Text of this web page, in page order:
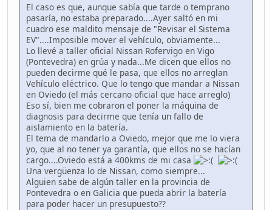
El caso es que, aunque sabía que tarde o temprano
pasaría, no estaba preparado....Ayer saltó en mi
cuadro ese maldito mensaje de "Revisar el Sistema
EV"....Imposible mover el vehículo, obviamente...
Lo llevé a taller oficial Nissan Rofervigo en Vigo
(Pontevedra) en grúa y nada...Me dicen que ellos no
pueden decirme qué le pasa, que ellos no arreglan
Vehículo eléctrico. Que lo tengo que mandar a Nissan
en Oviedo (el más cercano oficial que hace arreglo)
Eso sí, bien me cobraron el poner la máquina de
diagnosis para decirme que tenía un fallo de
aislamiento en la batería.
El tema de mandarlo a Oviedo, mejor que me lo viera
yo, que al no tener ya garantía, que ellos no se hacían
cargo....Oviedo está a 400kms de mi casa
Una vergüenza lo de Nissan, como siempre...
Alguien sabe de algún taller en la provincia de
Pontevedra o en Galicia que pueda abrir la batería
para poder hacer un presupuesto??